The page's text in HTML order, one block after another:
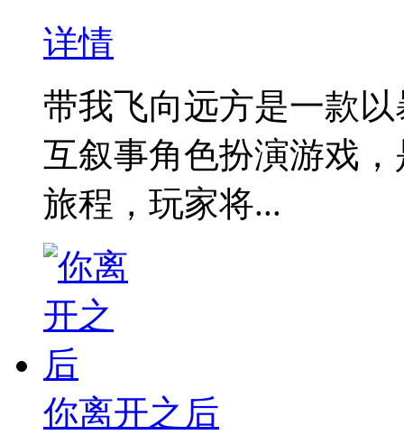
详情
带我飞向远方是一款
互叙事角色扮演游戏
旅程，玩家将...
你离开之后